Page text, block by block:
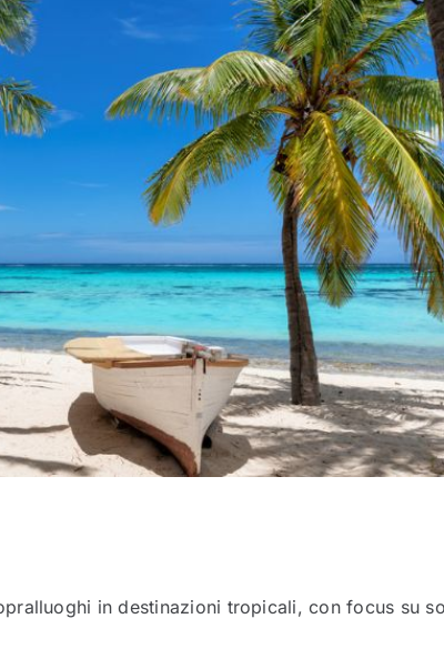
in destinazioni tropicali, con focus su